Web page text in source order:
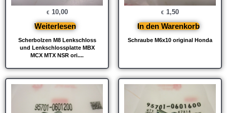
Scherbolzen M8 Lenkschloss
und Lenkschlossplatte MBX
MCX MTX NSR ori....
€ 10,00
Weiterlesen
Schraube M6x10 original Honda
€ 1,50
In den Warenkorb